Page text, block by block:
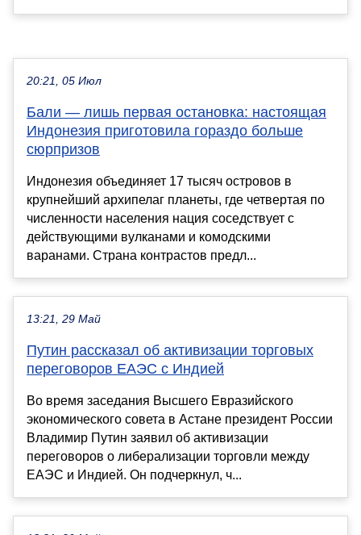
20:21, 05 Июл
Бали — лишь первая остановка: настоящая
Индонезия приготовила гораздо больше
сюрпризов
Индонезия объединяет 17 тысяч островов в
крупнейший архипелаг планеты, где четвертая по
численности населения нация соседствует с
действующими вулканами и комодскими
варанами. Страна контрастов предл...
13:21, 29 Май
Путин рассказал об активизации торговых
переговоров ЕАЭС с Индией
Во время заседания Высшего Евразийского
экономического совета в Астане президент России
Владимир Путин заявил об активизации
переговоров о либерализации торговли между
ЕАЭС и Индией. Он подчеркнул, ч...